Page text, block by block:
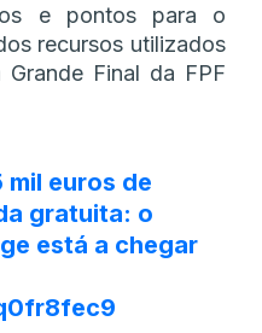
e pontos para o
recursos utilizados
Final da FPF
mil euros de
gratuita: o
está a chegar